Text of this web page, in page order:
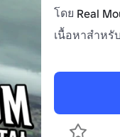
โดย Real
เนื้อหาสำหรั